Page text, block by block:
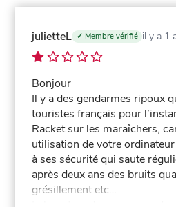
julietteL ✓ Membre vérifié il y a 1
Bonjour
Il y a des gendarmes ripoux
touristes français pour
Racket sur les maraîchers,
utilisation de votre
à ses sécurité qui saute
après deux ans des bruits
grésillement etc…